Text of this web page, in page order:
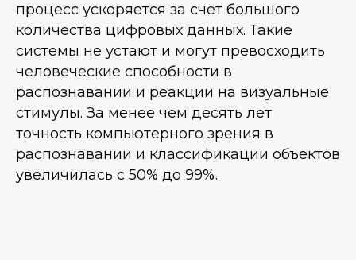
процесс ускоряется за счет большого
количества цифровых данных. Такие
системы не устают и могут превосходить
человеческие способности в
распознавании и реакции на визуальные
стимулы. За менее чем десять лет
точность компьютерного зрения в
распознавании и классификации объектов
увеличилась с 50% до 99%.